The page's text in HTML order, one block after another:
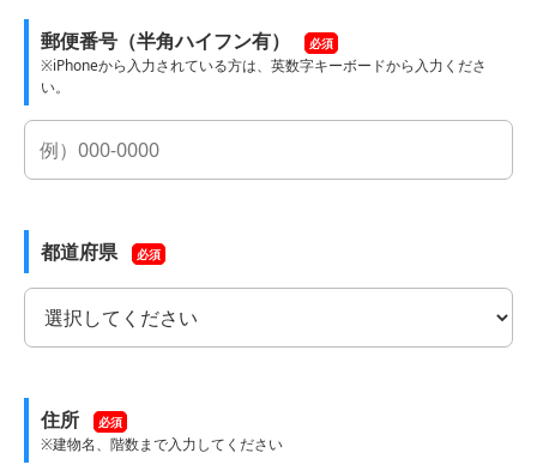
郵便番号（半角ハイフン有） 必須
※iPhoneから入力されている方は、英数字キーボードから入力くださ
い。
都道府県 必須
住所 必須
※建物名、階数まで入力してください